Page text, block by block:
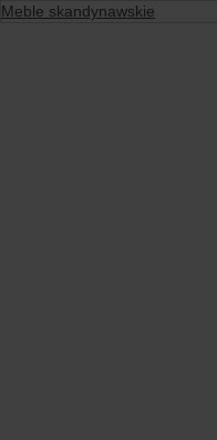
Meble skandynawskie